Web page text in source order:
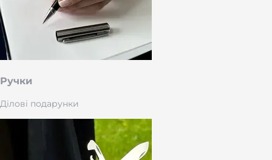
Ручки
Ділові подарунки